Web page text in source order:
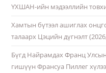
ҮХШАН-ийн мэдээллийн
Хамтын бүтээл ашиглах
талаарх Цэцийн дүгнэлт
Бүгд Найрамдах Франц
гишүүн Франсуа Пиллег